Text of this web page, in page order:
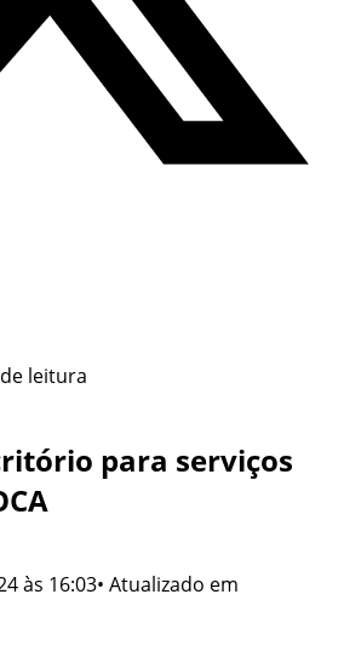
leitura
para serviços
às 16:03• Atualizado em